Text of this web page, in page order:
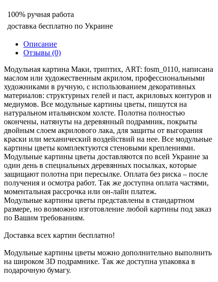
100% ручная работа
доставка бесплатно по Украине
Описание
Отзывы (0)
Модульная картина Маки, триптих, ART: fosm_0110, написана
маслом или художественным акрилом, профессиональными
художниками в ручную, с использованием декоративных
материалов: структурных гелей и паст, акриловых контуров и
медиумов. Все модульные картины цветы, пишутся на
натуральном итальянском холсте. Полотна полностью
окончены, натянуты на деревянный подрамник, покрыты
двойным слоем акрилового лака, для защиты от выгорания
краски или механический воздействий на нее. Все модульные
картины цветы комплектуются стеновыми креплениями.
Модульные картины цветы доставляются по всей Украине за
один день в специальных деревянных посылках, которые
защищают полотна при пересылке. Оплата без риска – после
получения и осмотра работ. Так же доступна оплата частями,
моментальная рассрочка или он-лайн платеж.
Модульные картины цветы представлены в стандартном
размере, но возможно изготовление любой картины под заказ
по Вашим требованиям.
Доставка всех картин бесплатно!
Модульные картины цветы можно дополнительно выполнить
на широком 3D подрамнике. Так же доступна упаковка в
подарочную бумагу.